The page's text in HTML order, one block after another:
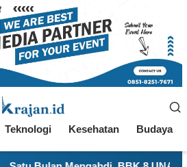
Teknologi Kesehatan Budaya